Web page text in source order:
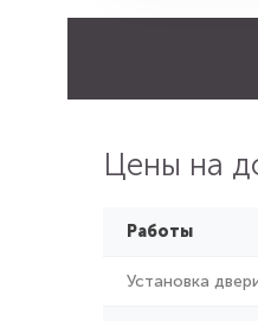
Цены на
Работы
Установка